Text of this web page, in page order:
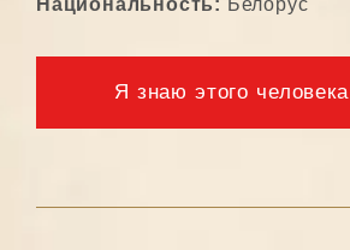
Национальность: Белорус
Я знаю этого человека